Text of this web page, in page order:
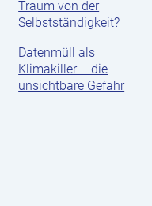
Traum von der
Selbstständigkeit?
Datenmüll als
Klimakiller – die
unsichtbare Gefahr